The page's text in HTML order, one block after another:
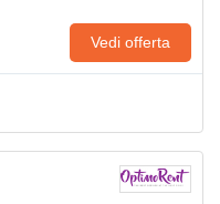
Vedi offerta